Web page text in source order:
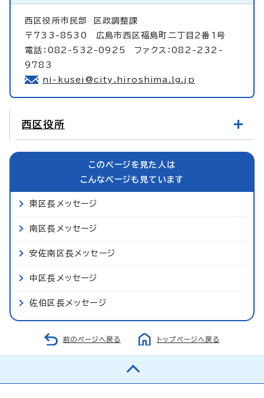
西区役所市民部
区政調整課
〒733-8530 広島市西区福島町二丁目2番1号
電話：082-532-0925 ファクス：082-232-
9783
ni-kusei@city.hiroshima.lg.jp
西区役所
このページを見た人は
こんなページも見ています
東区長メッセージ
南区長メッセージ
安佐南区長メッセージ
中区長メッセージ
佐伯区長メッセージ
前のページへ戻る トップページへ戻る